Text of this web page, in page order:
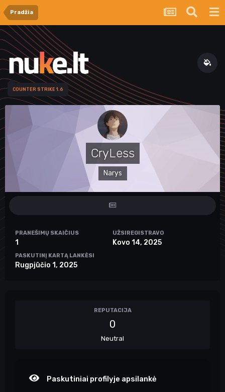
Pradžia
COUNTER STRIKE 1.6
CryLess
Narys
PRANEŠIMŲ SKAIČIUS
1
UŽSIREGISTRAVO
Kovo 14, 2025
PASKUTINĮ KARTĄ LANKĖSI
Rugpjūčio 1, 2025
REPUTACIJA
0
Neutral
Paskutiniai profilyje apsilankė